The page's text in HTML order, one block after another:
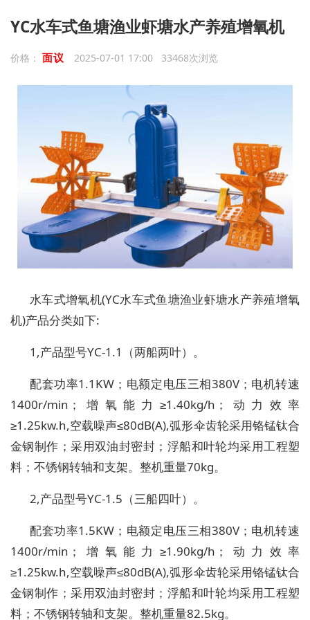
YC水车式鱼塘渔业虾塘水产养殖增氧机
价格： 面议 2025-07-01 17:00 33468次浏览
水车式增氧机(YC水车式鱼塘渔业虾塘水产养殖增氧
机)产品分类如下:
1,产品型号YC-1.1（两船两叶）。
配套功率1.1KW；电额定电压三相380V；电机转速
1400r/min；增氧能力≥1.40kg/h；动力效率
≥1.25kw.h,空载噪声≤80dB(A),弧形伞齿轮采用铬锰钛合
金钢制作；采用双油封密封；浮船和叶轮均采用工程塑
料；不锈钢转轴和支架。整机重量70kg。
2,产品型号YC-1.5（三船四叶）。
配套功率1.5KW；电额定电压三相380V；电机转速
1400r/min；增氧能力≥1.90kg/h；动力效率
≥1.25kw.h,空载噪声≤80dB(A),弧形伞齿轮采用铬锰钛合
金钢制作；采用双油封密封；浮船和叶轮均采用工程塑
料；不锈钢转轴和支架。整机重量82.5kg。